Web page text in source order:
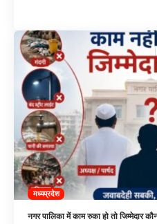
मध्यप्रदेश
नगर पालिका में काम रुका हो तो जिम्मेदार